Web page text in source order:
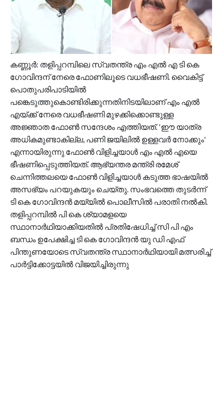
കണ്ണൂർ: തളിപ്പറമ്പിലെ സ്വതന്ത്ര എം എൽ എ ടി കെ
ഗോവിന്ദന് നേരെ ഫോണിലൂടെ വധഭീഷണി. വൈകിട്ട്
പൊതുപരിപാടിയിൽ
പങ്കെടുത്തുകൊണ്ടിരിക്കുന്നതിനിടയിലാണ് എം എൽ
എയ്ക്ക് നേരെ വധഭീഷണി മുഴക്കിക്കൊണ്ടുള്ള
അജ്ഞാത ഫോൺ സന്ദേശം എത്തിയത്. 'ഈ യാത്ര
അധികമുണ്ടാകില്ല, പണി ജയിലിൽ ഉള്ളവർ നോക്കും'
എന്നായിരുന്നു ഫോൺ വിളിച്ചയാൾ എം എൽ എയെ
ഭീഷണിപ്പെടുത്തിയത്. ആഭ്യന്തര മന്ത്രി രമേശ്
ചെന്നിത്തലയെ ഫോൺ വിളിച്ചയാൾ കടുത്ത ഭാഷയിൽ
അസഭ്യം പറയുകയും ചെയ്തു. സംഭവത്തെ തുടർന്ന്
ടി കെ ഗോവിന്ദൻ മയ്യിൽ പൊലീസിൽ പരാതി നൽകി.
തളിപ്പറമ്പിൽ പി കെ ശ്യാമളയെ
സ്ഥാനാർഥിയാക്കിയതിൽ പ്രതിഷേധിച്ച് സി പി എം
ബന്ധം ഉപേക്ഷിച്ച ടി കെ ഗോവിന്ദൻ യു ഡി എഫ്
പിന്തുണയോടെ സ്വതന്ത്ര സ്ഥാനാർഥിയായി മത്സരിച്ച്
പാർട്ടിക്കോട്ടയിൽ വിജയിച്ചിരുന്നു